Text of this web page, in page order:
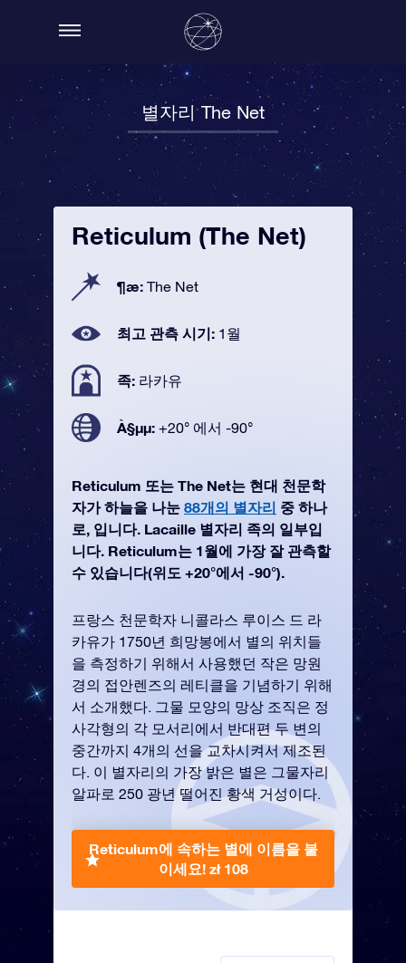
별자리 The Net
Reticulum (The Net)
¶æ: The Net
최고 관측 시기: 1월
족: 라카유
À§µµ: +20° 에서 -90°
Reticulum 또는 The Net는 현대 천문학
자가 하늘을 나눈 88개의 별자리 중 하나
로, 입니다. Lacaille 별자리 족의 일부입
니다. Reticulum는 1월에 가장 잘 관측할
수 있습니다(위도 +20°에서 -90°).
프랑스 천문학자 니콜라스 루이스 드 라
카유가 1750년 희망봉에서 별의 위치들
을 측정하기 위해서 사용했던 작은 망원
경의 접안렌즈의 레티클을 기념하기 위해
서 소개했다. 그물 모양의 망상 조직은 정
사각형의 각 모서리에서 반대편 두 변의
중간까지 4개의 선을 교차시켜서 제조된
다. 이 별자리의 가장 밝은 별은 그물자리
알파로 250 광년 떨어진 황색 거성이다.
Reticulum에 속하는 별에 이름을 붙
이세요! zł 108